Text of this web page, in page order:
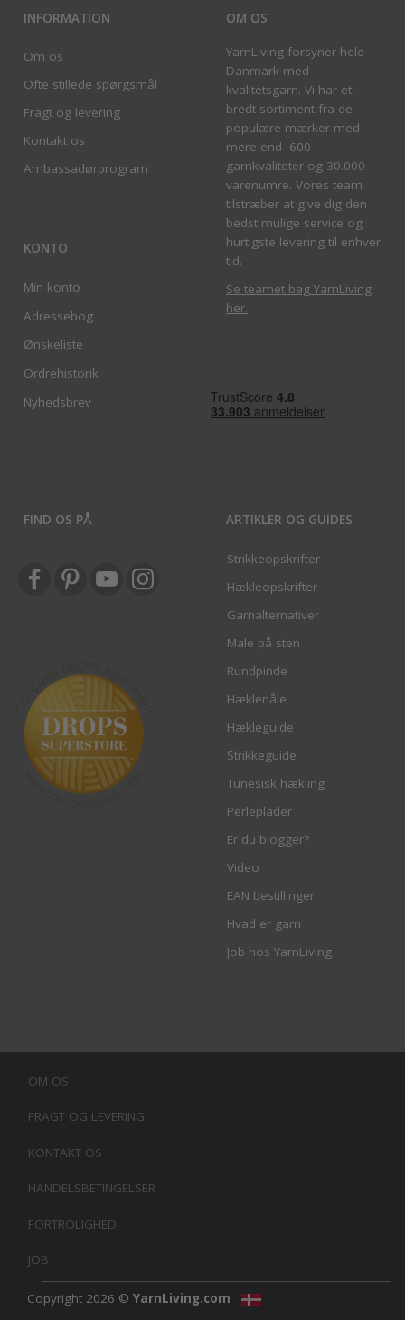
INFORMATION
Om os
Ofte stillede spørgsmål
Fragt og levering
Kontakt os
Ambassadørprogram
KONTO
Min konto
Adressebog
Ønskeliste
Ordrehistorik
Nyhedsbrev
OM OS
YarnLiving forsyner hele
Danmark med
kvalitetsgarn. Vi har et
bredt sortiment fra de
populære mærker med
mere end 600
garnkvaliteter og 30.000
varenumre. Vores team
tilstræber at give dig den
bedst mulige service og
hurtigste levering til enhver
tid.
Se teamet bag YarnLiving
her.
FIND OS PÅ ARTIKLER OG GUIDES
Strikkeopskrifter
Hækleopskrifter
Garnalternativer
Male på sten
Rundpinde
Hæklenåle
Hækleguide
Strikkeguide
Tunesisk hækling
Perleplader
Er du blogger?
Video
EAN bestillinger
Hvad er garn
Job hos YarnLiving
OM OS
FRAGT OG LEVERING
KONTAKT OS
HANDELSBETINGELSER
FORTROLIGHED
JOB
Copyright 2026 © YarnLiving.com